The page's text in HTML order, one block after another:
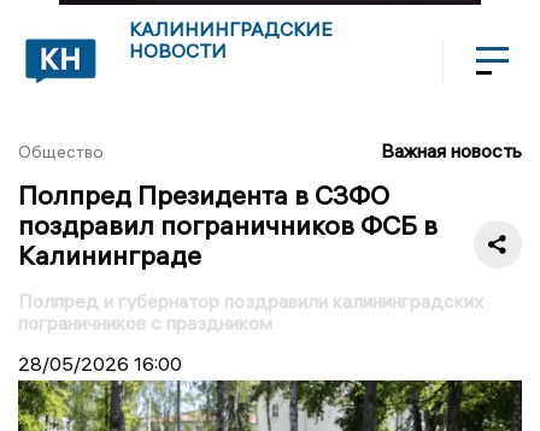
КАЛИНИНГРАДСКИЕ
НОВОСТИ
Общество Важная новость
Полпред Президента в СЗФО
поздравил пограничников ФСБ в
Калининграде
Полпред и губернатор поздравили калининградских
пограничников с праздником
28/05/2026 16:00